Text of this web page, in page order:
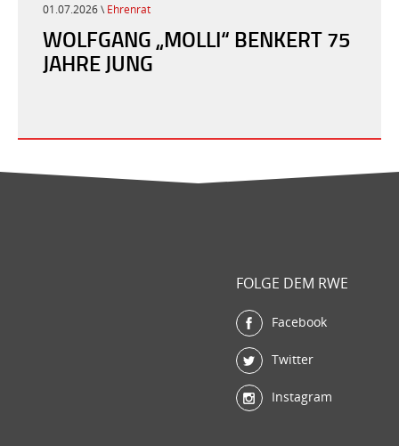
01.07.2026 \ Ehrenrat
WOLFGANG „MOLLI“ BENKERT 75
JAHRE JUNG
FOLGE DEM RWE
Facebook
Twitter
Instagram